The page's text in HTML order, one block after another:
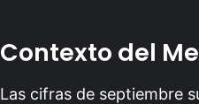
Contexto del
Las cifras de septiembre